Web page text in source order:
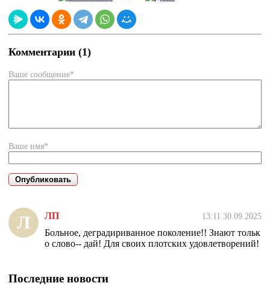
Комментарии (1)
Ваше сообщение*
Ваше имя*
Л ЛП 13:11 30.09.2025
Больное, деградириванное поколение!! Знают тольк
о слово-- дай! Для своих плотских удовлетворений!
Последние новости